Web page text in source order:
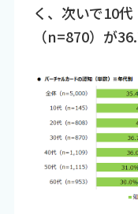
く、次いで10
（n=870）が